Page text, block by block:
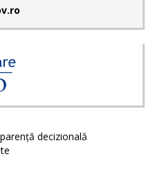
decizională